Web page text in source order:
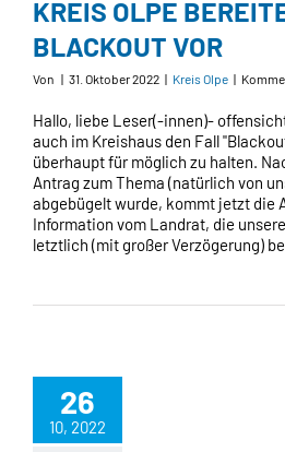
KREIS OLPE
BLACKOUT VOR
Von | 31. Oktober 2022 | Kreis Olpe |
Hallo, liebe Leser(-innen)-
auch im Kreishaus den Fall
überhaupt für möglich zu halten.
Antrag zum Thema (natürlich von
abgebügelt wurde, kommt jetzt die
Information vom Landrat, die
letztlich (mit großer Verzögerung)
26
10, 2022